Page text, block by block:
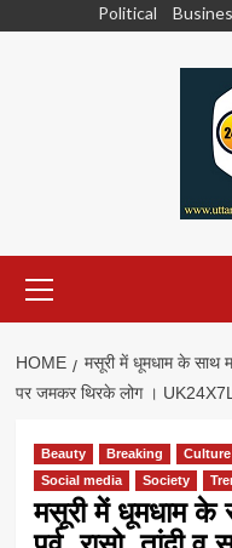
Political
Menu
HOME
मसूरी में धूमधाम के साथ
पर जमकर थिरके लोग ।
Beauty Breaking Culture
Social media
Society
मसूरी में धूमधाम के